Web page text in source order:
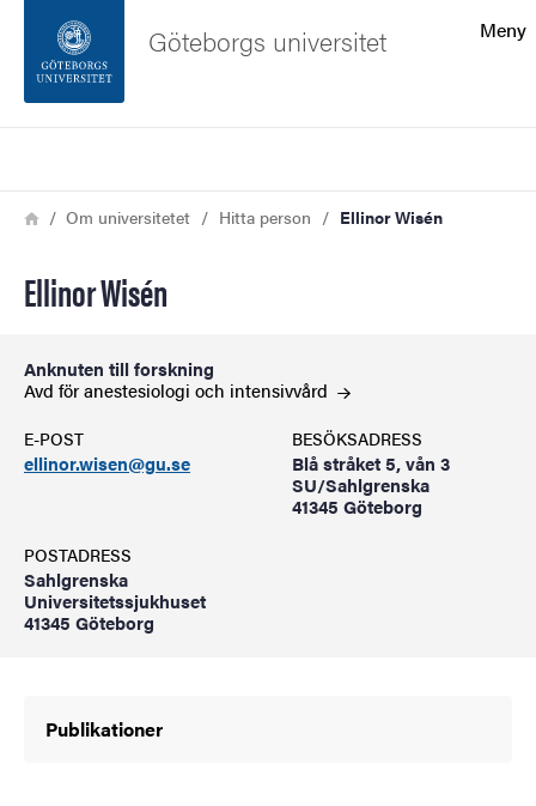
Sidfoten
Meny
Göteborgs universitet
Länkstig
HemOm universitetet Hitta person Ellinor Wisén
Ellinor Wisén
Anknuten till forskning
Avd för anestesiologi och intensivvård
E-POST
ellinor.wisen@gu.se
BESÖKSADRESS
Blå stråket 5, vån 3
SU/Sahlgrenska
41345 Göteborg
POSTADRESS
Sahlgrenska
Universitetssjukhuset
41345 Göteborg
Publikationer